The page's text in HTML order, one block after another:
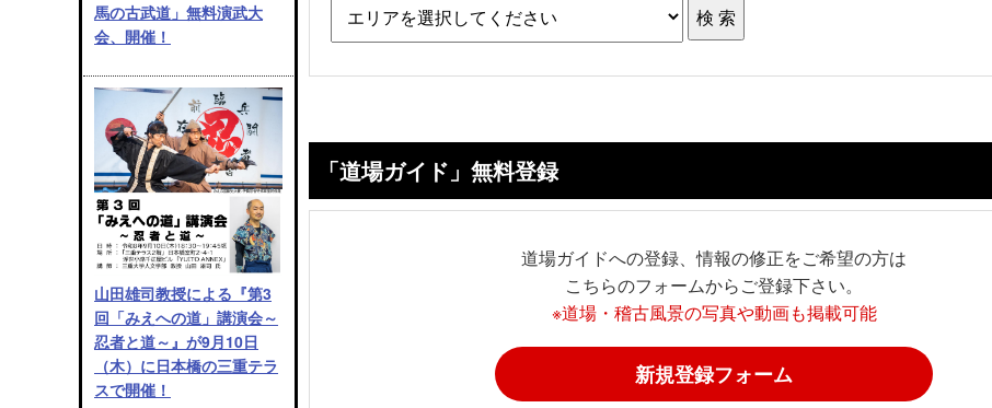
馬の古武道」無料演武大
会、開催！
山田雄司教授による『第3
回「みえへの道」講演会～
忍者と道～』が9月10日
（木）に日本橋の三重テラ
スで開催！
「道場ガイド」無料登録
道場ガイドへの登録、情報の修正をご希望の方は
こちらのフォームからご登録下さい。
※道場・稽古風景の写真や動画も掲載可能
新規登録フォーム